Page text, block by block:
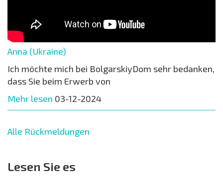
Anna (Ukraine)
Ich möchte mich bei BolgarskiyDom sehr bedanken,
dass Sie beim Erwerb von
Mehr lesen 03-12-2024
Alle Rückmeldungen
Lesen Sie es